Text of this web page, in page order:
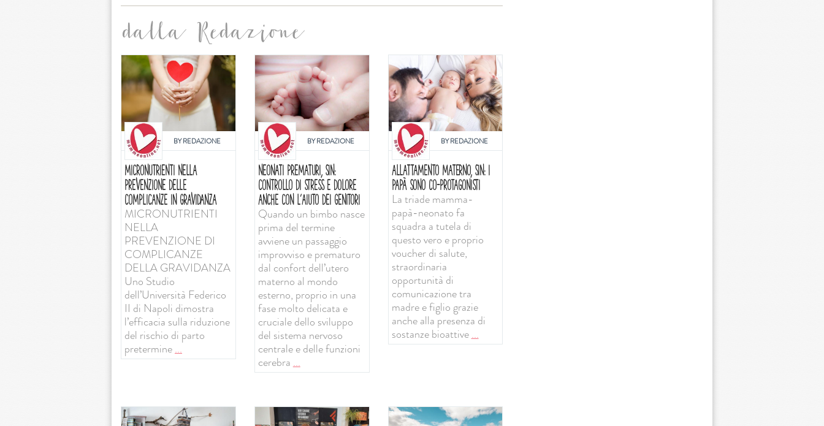
dalla Redazione
BYREDAZIONE
MICRONUTRIENTI NELLA
PREVENZIONE DELLE
COMPLICANZE IN GRAVIDANZA
MICRONUTRIENTI
NELLA
PREVENZIONE DI
COMPLICANZE
DELLA GRAVIDANZA
Uno Studio
dell’Università Federico
II di Napoli dimostra
l’efficacia sulla riduzione
del rischio di parto
pretermine...
BYREDAZIONE
NEONATI PREMATURI, SIN:
CONTROLLO DI STRESS E DOLORE
ANCHE CON L'AIUTO DEI GENITORI
Quando un bimbo nasce
prima del termine
avviene un passaggio
improvviso e prematuro
dal confort dell’utero
materno al mondo
esterno, proprio in una
fase molto delicata e
cruciale dello sviluppo
del sistema nervoso
centrale e delle funzioni
cerebra ...
BYREDAZIONE
ALLATTAMENTO MATERNO, SIN: I
PAPÀ SONO CO-PROTAGONISTI
La triade mamma-
papà-neonato fa
squadra a tutela di
questo vero e proprio
voucher di salute,
straordinaria
opportunità di
comunicazione tra
madre e figlio grazie
anche alla presenza di
sostanze bioattive...